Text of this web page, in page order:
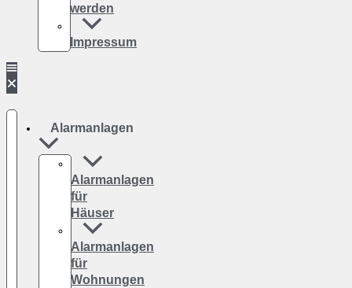
werden
Impressum
Alarmanlagen
Alarmanlagen
für
Häuser
Alarmanlagen
für
Wohnungen